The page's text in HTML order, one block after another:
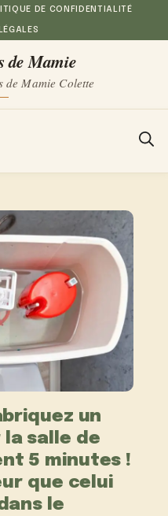
DE CONFIDENTIALITÉ
de Mamie
de Mamie Colette
un
salle de
5 minutes !
que celui
le